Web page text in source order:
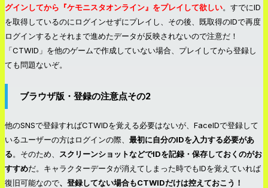
グインしてから『ケモニスタオンライン』をプレイして欲しい。すでにID
を取得しているのにログインせずにプレイし、その後、既取得のIDで再度
ログインするとそれまで進めたデータが反映されないので注意だ！
「CTWID」を他のゲームで作成していない場合、プレイしてから登録し
ても問題ないぞ。
ブラウザ版・登録の注意点その2
他のSNSで登録すればCTWIDを覚える必要はないが、FaceIDで登録して
いるユーザーの方はログインの際、 最初に自分のIDを入力する必要があ
る。そのため、
スクリーンショットなどでIDを記録・保存しておくのがお
すすめだ。キャラクターデータが消えてしまった時でもIDを覚えていれば
復旧可能なので、登録してない場合もCTWIDだけは控えておこう！